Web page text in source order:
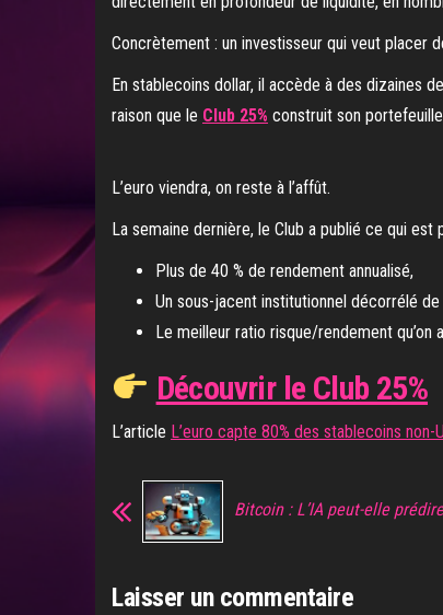
Concrètement : un investisseur qui veut placer
En stablecoins dollar, il accède à des dizaines
raison que le Club 25% construit son
L’euro viendra, on reste à l’affût.
La semaine dernière, le Club a publié ce qui est
Plus de 40 % de rendement annualisé,
Un sous-jacent institutionnel décorrélé de
Le meilleur ratio risque/rendement qu’on
Découvrir le Club 25%
L’article L’euro capte 80% des stablecoins
Bitcoin : L’IA peut-elle
Laisser un commentaire